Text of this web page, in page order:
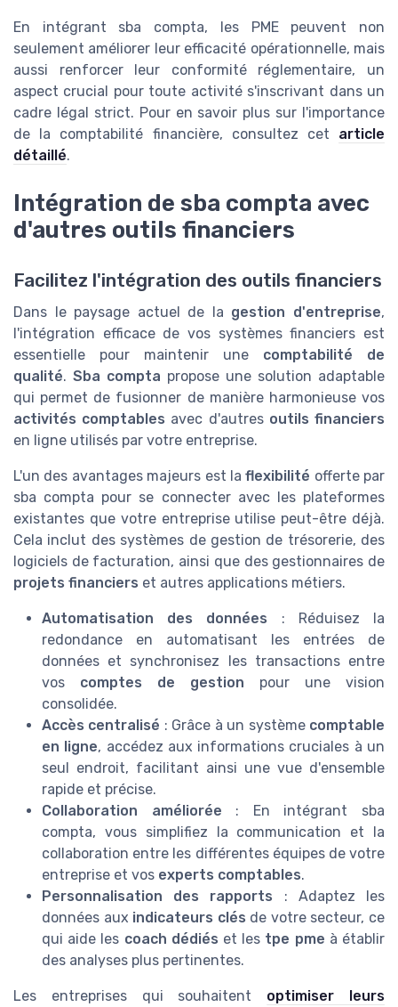
En intégrant sba compta, les PME peuvent non
seulement améliorer leur efficacité opérationnelle, mais
aussi renforcer leur conformité réglementaire, un
aspect crucial pour toute activité s'inscrivant dans un
cadre légal strict. Pour en savoir plus sur l'importance
de la comptabilité financière, consultez cet article
détaillé.
Intégration de sba compta avec
d'autres outils financiers
Facilitez l'intégration des outils financiers
Dans le paysage actuel de la gestion d'entreprise,
l'intégration efficace de vos systèmes financiers est
essentielle pour maintenir une comptabilité de
qualité. Sba compta propose une solution adaptable
qui permet de fusionner de manière harmonieuse vos
activités comptables avec d'autres outils financiers
en ligne utilisés par votre entreprise.
L'un des avantages majeurs est laflexibilité offerte par
sba compta pour se connecter avec les plateformes
existantes que votre entreprise utilise peut-être déjà.
Cela inclut des systèmes de gestion de trésorerie, des
logiciels de facturation, ainsi que des gestionnaires de
projets financiers et autres applications métiers.
Automatisation des données : Réduisez la
redondance en automatisant les entrées de
données et synchronisez les transactions entre
vos comptes de gestion pour une vision
consolidée.
Accès centralisé : Grâce à un système comptable
en ligne, accédez aux informations cruciales à un
seul endroit, facilitant ainsi une vue d'ensemble
rapide et précise.
Collaboration améliorée : En intégrant sba
compta, vous simplifiez la communication et la
collaboration entre les différentes équipes de votre
entreprise et vos experts comptables.
Personnalisation des rapports : Adaptez les
données aux indicateurs clés de votre secteur, ce
qui aide les coach dédiés et les tpe pme à établir
des analyses plus pertinentes.
Les entreprises qui souhaitent optimiser leurs